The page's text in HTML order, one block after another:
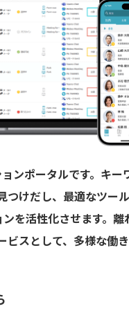
ンポータルです。キ
けだし、最適なツー
を活性化させます。
スとして、多様な働